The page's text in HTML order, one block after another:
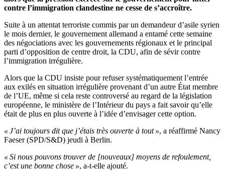
contre l’immigration clandestine ne cesse de s’accroître.
Suite à un attentat terroriste commis par un demandeur d’asile syrien
le mois dernier, le gouvernement allemand a entamé cette semaine
des négociations avec les gouvernements régionaux et le principal
parti d’opposition de centre droit, la CDU, afin de sévir contre
l’immigration irrégulière.
Alors que la CDU insiste pour refuser systématiquement l’entrée
aux exilés en situation irrégulière provenant d’un autre État membre
de l’UE, même si cela reste controversé au regard de la législation
européenne, le ministère de l’Intérieur du pays a fait savoir qu’elle
était de plus en plus ouverte à l’idée d’envisager cette option.
« J’ai toujours dit que j’étais très ouverte à tout », a réaffirmé Nancy
Faeser (SPD/S&D) jeudi à Berlin.
« Si nous pouvons trouver de [nouveaux] moyens de refoulement,
c’est une bonne chose », a-t-elle ajouté.